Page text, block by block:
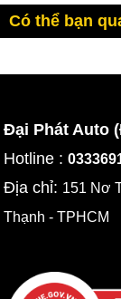
Có thể bạn
Đại Phát Auto
Hotline :
Địa chỉ: 151 Nơ
Thạnh - TPHCM